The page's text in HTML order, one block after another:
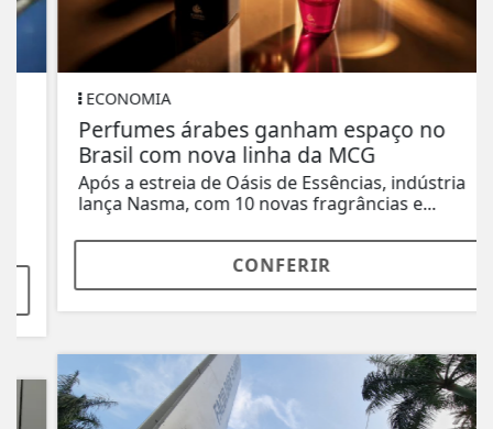
ECONOMIA
Perfumes árabes ganham espaço no
Brasil com nova linha da MCG
Após a estreia de Oásis de Essências, indústria
lança Nasma, com 10 novas fragrâncias e...
CONFERIR